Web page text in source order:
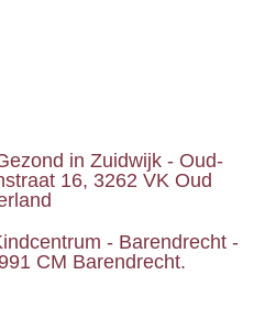
in Zuidwijk - Oud-
16, 3262 VK Oud
- Barendrecht -
CM Barendrecht.